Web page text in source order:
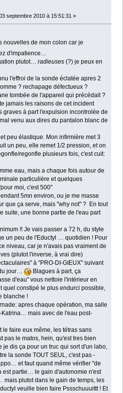
septembre 2010 à 15:51:31 »
nouvelles de mon colon car je
d'impatience…
plutot…radieuses (?) je peux en
l'effroi de la sonde éclatée apres 2
? rechapage défectueux ?
tombée de l'appareil qui précédait ?
jamais les raisons de cet incident
graves à part l'expulsion incontrolée de
venu aux dires du pantalon blanc de
peu élastique. Mon infirmière met 3
un peu, elle remet 1/2 pression, et on
regonfle plusieurs fois, c'est cuit:
eau, mais a chaque fois autour de
particulière et quelques
moi, c'est 500"
5mn environ, ou je me masse
que ça serve, mais "why not" ? En tout
suite, une bonne partie de l'eau part
!! Je vais passer a 72 h, du style
un peu de l'Eductyl … quotidien ! Pour
niveau, car je n'avais pas vraiment de
(plutot l'inverse, à vrai dire)
à "PRO-DI-GIEUX" suivant
du jour…
Blagues à part, ça
d'eau" vous nettoie l'intérieur en
quel constipé le plus endurci possible,
blanche !
apres chaque opération, ma salle
mais avec de l'eau post-
faire eux même, les tétras sans
pas le matos, hein, qu'est tres bien
je dis ça pour un truc qui sort d'un labo,
la sonde TOUT SEUL, c'est pas -
et faut quand même vérifier "de
est partie… le gain d'autonomie n'est
mais plutot dans le gain de temps, les
veuille bien faire Pssschuuuittt ! Et